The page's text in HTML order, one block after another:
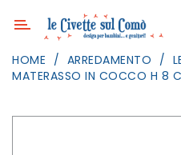
Categoria
ARREDAMENTO
HOME ARREDAMENTO
MATERASSO IN COCCO H 8